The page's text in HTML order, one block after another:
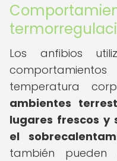
Los anfibios
temperatura
ambientes
lugares frescos y
el
también